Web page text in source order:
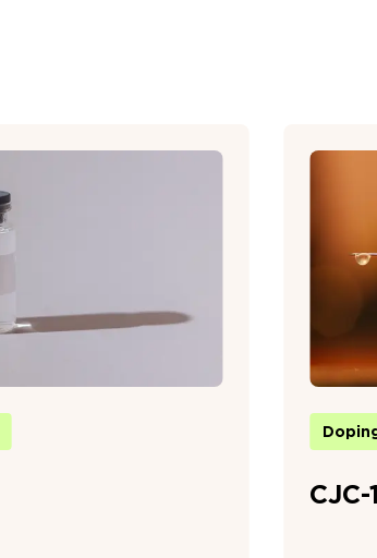
CJC-